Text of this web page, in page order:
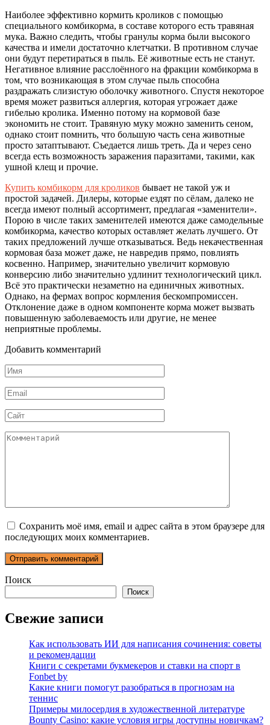
Наиболее эффективно кормить кроликов с помощью
специального комбикорма, в составе которого есть травяная
мука. Важно следить, чтобы гранулы корма были высокого
качества и имели достаточно клетчатки. В противном случае
они будут перетираться в пыль. Её животные есть не станут.
Негативное влияние расслоённого на фракции комбикорма в
том, что возникающая в этом случае пыль способна
раздражать слизистую оболочку животного. Спустя некоторое
время может развиться аллергия, которая угрожает даже
гибелью кролика. Именно потому на кормовой базе
экономить не стоит. Травяную муку можно заменить сеном,
однако стоит помнить, что большую часть сена животные
просто затаптывают. Съедается лишь треть. Да и через сено
всегда есть возможность заражения паразитами, такими, как
ушной клещ и прочие.
Купить комбикорм для кроликов бывает не такой уж и
простой задачей. Дилеры, которые ездят по сёлам, далеко не
всегда имеют полный ассортимент, предлагая «заменители».
Порою в числе таких заменителей имеются даже самодельные
комбикорма, качество которых оставляет желать лучшего. От
таких предложений лучше отказываться. Ведь некачественная
кормовая база может даже, не навредив прямо, повлиять
косвенно. Например, значительно увеличит кормовую
конверсию либо значительно удлинит технологический цикл.
Всё это практически незаметно на единичных животных.
Однако, на фермах вопрос кормления бескомпромиссен.
Отклонение даже в одном компоненте корма может вызвать
повышенную заболеваемость или другие, не менее
неприятные проблемы.
Добавить комментарий
Имя
*
Email
*
Сайт
Комментарий
Сохранить моё имя, email и адрес сайта в этом браузере для
последующих моих комментариев.
Поиск
Поиск
Свежие записи
Как использовать ИИ для написания сочинения: советы
и рекомендации
Книги с секретами букмекеров и ставки на спорт в
Fonbet by
Какие книги помогут разобраться в прогнозам на
теннис
Примеры милосердия в художественной литературе
Bounty Casino: какие условия игры доступны новичкам?